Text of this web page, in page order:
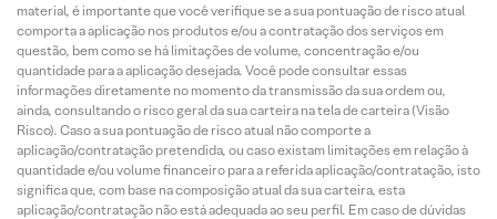
material, é importante que você verifique se a sua pontuação de risco atual
comporta a aplicação nos produtos e/ou a contratação dos serviços em
questão, bem como se há limitações de volume, concentração e/ou
quantidade para a aplicação desejada. Você pode consultar essas
informações diretamente no momento da transmissão da sua ordem ou,
ainda, consultando o risco geral da sua carteira na tela de carteira (Visão
Risco). Caso a sua pontuação de risco atual não comporte a
aplicação/contratação pretendida, ou caso existam limitações em relação à
quantidade e/ou volume financeiro para a referida aplicação/contratação, isto
significa que, com base na composição atual da sua carteira, esta
aplicação/contratação não está adequada ao seu perfil. Em caso de dúvidas